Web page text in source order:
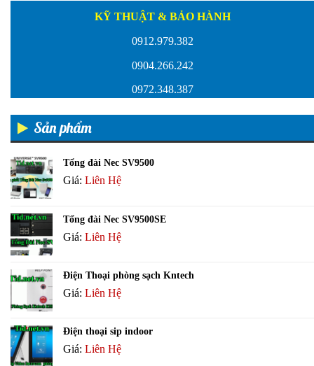
KỸ THUẬT & BẢO HÀNH
0912.979.382
0904.266.242
0972.348.387
Sản phẩm
Tổng đài Nec SV9500
Giá: Liên Hệ
Tổng đài Nec SV9500SE
Giá: Liên Hệ
Điện Thoại phòng sạch Kntech
Giá: Liên Hệ
Điện thoại sip indoor
Giá: Liên Hệ